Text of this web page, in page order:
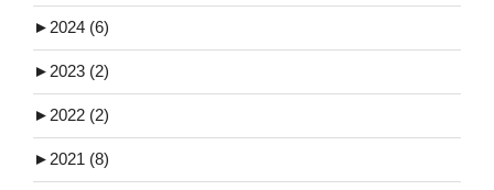
► 2024 (6)
► 2023 (2)
► 2022 (2)
► 2021 (8)